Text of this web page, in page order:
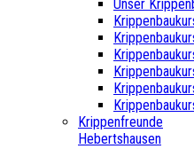
Unser
Krippenfreunde
Hebertshausen